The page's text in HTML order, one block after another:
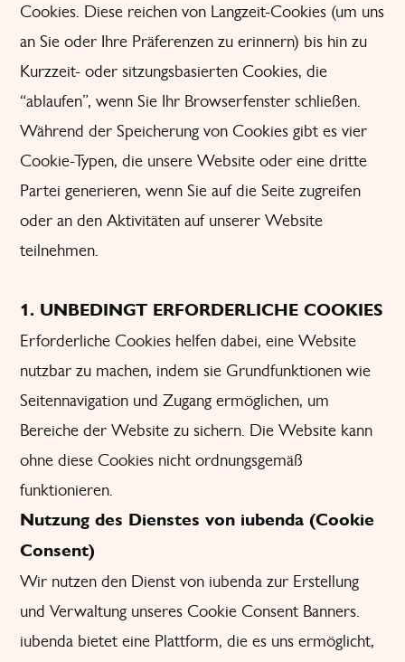
Cookies. Diese reichen von Langzeit-Cookies (um uns
an Sie oder Ihre Präferenzen zu erinnern) bis hin zu
Kurzzeit- oder sitzungsbasierten Cookies, die
“ablaufen”, wenn Sie Ihr Browserfenster schließen.
Während der Speicherung von Cookies gibt es vier
Cookie-Typen, die unsere Website oder eine dritte
Partei generieren, wenn Sie auf die Seite zugreifen
oder an den Aktivitäten auf unserer Website
teilnehmen.
1. UNBEDINGT ERFORDERLICHE COOKIES
Erforderliche Cookies helfen dabei, eine Website
nutzbar zu machen, indem sie Grundfunktionen wie
Seitennavigation und Zugang ermöglichen, um
Bereiche der Website zu sichern. Die Website kann
ohne diese Cookies nicht ordnungsgemäß
funktionieren.
Nutzung des Dienstes von iubenda (Cookie
Consent)
Wir nutzen den Dienst von iubenda zur Erstellung
und Verwaltung unseres Cookie Consent Banners.
iubenda bietet eine Plattform, die es uns ermöglicht,